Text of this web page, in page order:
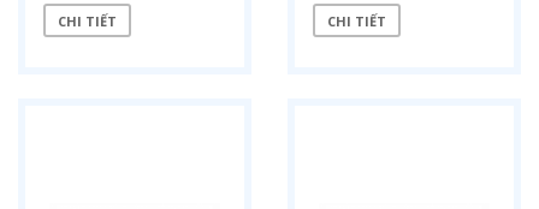
CHI TIẾT CHI TIẾT